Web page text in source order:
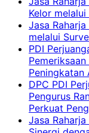
Kelor
Jasa
melalui
PDI
Peningkatan
DPC PDI
Pengurus
Perkuat
Jasa